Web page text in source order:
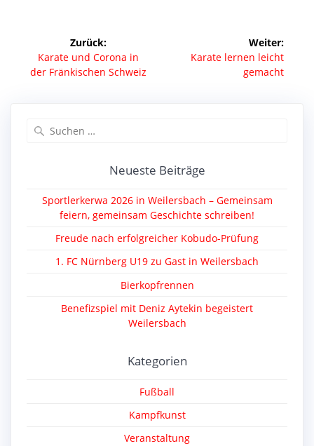
Beitragsnavigation
Zurück:
Vorheriger
Beitrag:
Karate und Corona in
der Fränkischen Schweiz
Weiter:
Nächster
Karate lernen leicht
gemacht
Neueste Beiträge
Sportlerkerwa 2026 in Weilersbach – Gemeinsam
feiern, gemeinsam Geschichte schreiben!
Freude nach erfolgreicher Kobudo-Prüfung
1. FC Nürnberg U19 zu Gast in Weilersbach
Bierkopfrennen
Benefizspiel mit Deniz Aytekin begeistert
Weilersbach
Kategorien
Fußball
Kampfkunst
Veranstaltung